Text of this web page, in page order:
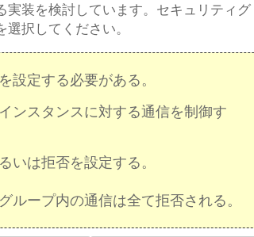
実装を検討しています。セキュリティグ
択してください。
設定する必要がある。
ンスタンスに対する通信を制御す
いは拒否を設定する。
ループ内の通信は全て拒否される。